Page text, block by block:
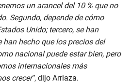
un arancel del 10 % que no
Segundo, depende de cómo
Unido; tercero, se han
hecho que los precios del
nacional puede estar bien, pero
internacionales más
crecer”, dijo Arriaza.